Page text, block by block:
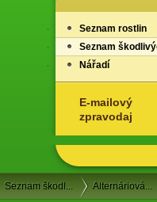
Seznam rostlin
Seznam
Nářadí
E-mailový
zpravodaj
Seznam škodl... Alternáriová...